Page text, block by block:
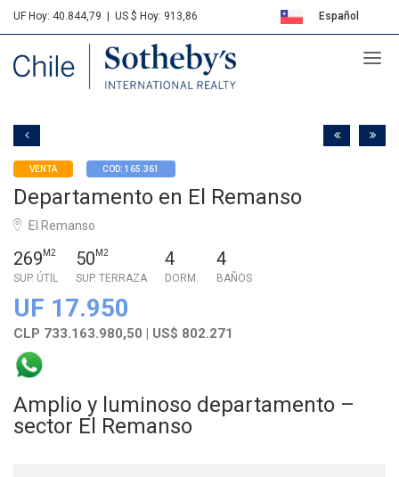
UF Hoy: 40.844,79 US $ Hoy: 913,86 Español
Sotheby's
VENTA COD: 165.361
Departamento en El Remanso
El Remanso
269 M2
SUP. ÚTIL
50 M2
SUP. TERRAZA
4
DORM.
4
BAÑOS
UF 17.950
CLP 733.163.980,50 | US$ 802.271
Amplio y luminoso departamento –
sector El Remanso